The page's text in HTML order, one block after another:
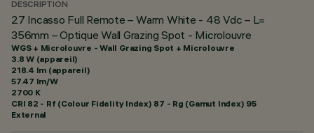
DESCRIPTION
27 Incasso Full Remote – Warm White - 48 Vdc – L=
356mm – Optique Wall Grazing Spot - Microlouvre
WGS + Microlouvre - Wall Grazing Spot + Microlouvre
3.8 W (appareil)
218.4 lm (appareil)
57.47 lm/W
2700 K
CRI 82 - Rf (Colour Fidelity Index) 87 - Rg (Gamut Index) 95
External